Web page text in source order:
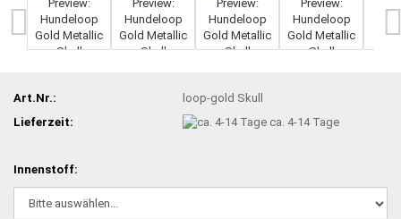
Art.Nr.:
loop-gold Skull
Lieferzeit:
ca. 4-14 Tage
Innenstoff: